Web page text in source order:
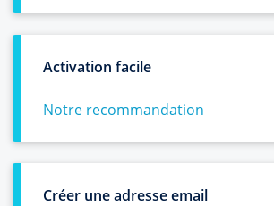
Activation facile
Notre recommandation
Créer une adresse email